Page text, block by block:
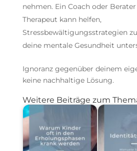
nehmen. Ein Coach oder
Therapeut kann helfen,
Stressbewältigungsstrategien
deine mentale Gesundheit
Ignoranz gegenüber deinem
keine nachhaltige Lösung.
Weitere Beiträge zum